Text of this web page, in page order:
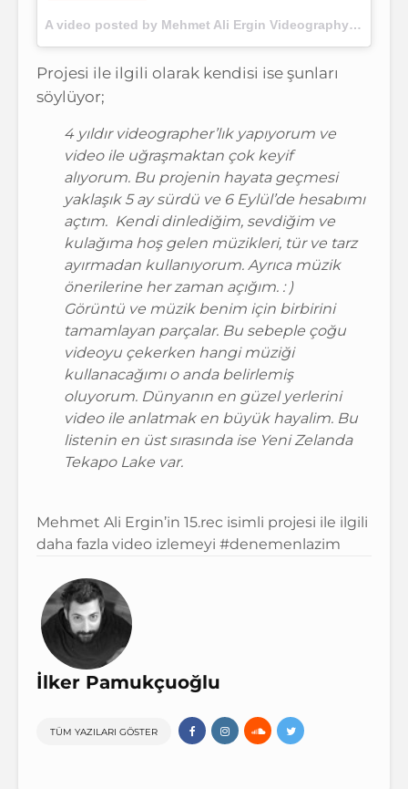
A video posted by Mehmet Ali Ergin Videography (@15.rec) on
Projesi ile ilgili olarak kendisi ise şunları
söylüyor;
4 yıldır videographer’lık yapıyorum ve
video ile uğraşmaktan çok keyif
alıyorum. Bu projenin hayata geçmesi
yaklaşık 5 ay sürdü ve 6 Eylül’de hesabımı
açtım. Kendi dinlediğim, sevdiğim ve
kulağıma hoş gelen müzikleri, tür ve tarz
ayırmadan kullanıyorum. Ayrıca müzik
önerilerine her zaman açığım. : )
Görüntü ve müzik benim için birbirini
tamamlayan parçalar. Bu sebeple çoğu
videoyu çekerken hangi müziği
kullanacağımı o anda belirlemiş
oluyorum. Dünyanın en güzel yerlerini
video ile anlatmak en büyük hayalim. Bu
listenin en üst sırasında ise Yeni Zelanda
Tekapo Lake var.
Mehmet Ali Ergin’in 15.rec isimli projesi ile ilgili
daha fazla video izlemeyi #denemenlazim
İlker Pamukçuoğlu
TÜM YAZILARI GÖSTER